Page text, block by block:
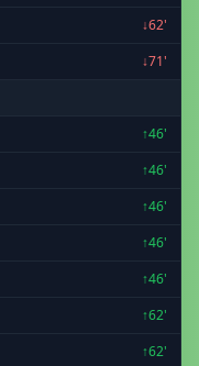
↓62'
↓71'
↑46'
↑46'
↑46'
↑46'
↑46'
↑62'
↑62'